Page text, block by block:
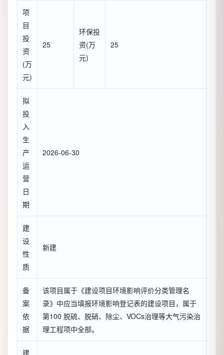
项
目
投
资
(万
元)
25
环保投
资(万
元)
25
拟
投
入
生
产
运
营
日
期
2026-06-30
建
设
性
质
新建
备
案
依
据
该项目属于《建设项目环境影响评价分类管理名
录》中应当填报环境影响登记表的建设项目，属于
第100 脱硫、脱硝、除尘、VOCs治理等大气污染治
理工程项中全部。
建